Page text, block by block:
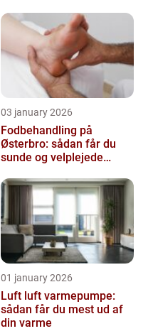
gæster
03 january 2026
Fodbehandling på
Østerbro: sådan får du
sunde og velplejede
01 january 2026
Luft luft varmepumpe:
sådan får du mest ud af
din varme